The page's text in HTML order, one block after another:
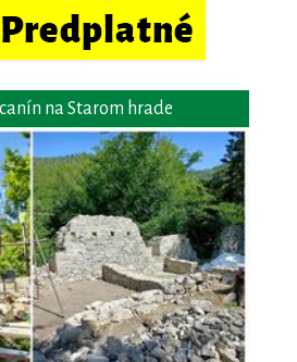
na Starom hrade